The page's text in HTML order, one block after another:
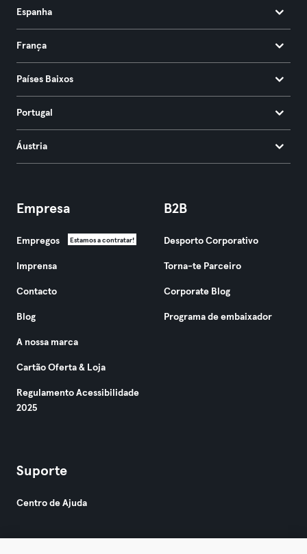
Espanha
França
Países Baixos
Portugal
Áustria
Empresa
Empregos Estamos a contratar!
Imprensa
Contacto
Blog
A nossa marca
Cartão Oferta & Loja
Regulamento Acessibilidade
2025
B2B
Desporto Corporativo
Torna-te Parceiro
Corporate Blog
Programa de embaixador
Suporte
Centro de Ajuda